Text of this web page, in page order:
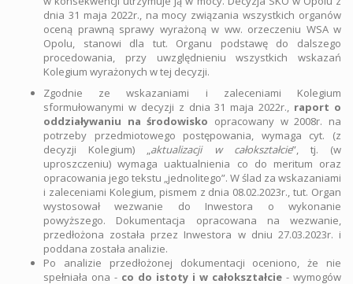
dnia 31 maja 2022r., na mocy związania wszystkich organów
oceną prawną sprawy wyrażoną w ww. orzeczeniu WSA w
Opolu, stanowi dla tut. Organu podstawę do dalszego
procedowania, przy uwzględnieniu wszystkich wskazań
Kolegium wyrażonych w tej decyzji.
Zgodnie ze wskazaniami i zaleceniami Kolegium
sformułowanymi w decyzji z dnia 31 maja 2022r., raport o
oddziaływaniu na środowisko opracowany w 2008r. na
potrzeby przedmiotowego postępowania, wymaga cyt. (z
decyzji Kolegium) „aktualizacji w całokształcie”, tj. (w
uproszczeniu) wymaga uaktualnienia co do meritum oraz
opracowania jego tekstu „jednolitego”. W ślad za wskazaniami
i zaleceniami Kolegium, pismem z dnia 08.02.2023r., tut. Organ
wystosował wezwanie do Inwestora o wykonanie
powyższego. Dokumentacja opracowana na wezwanie,
przedłożona została przez Inwestora w dniu 27.03.2023r. i
poddana została analizie.
Po analizie przedłożonej dokumentacji oceniono, że nie
spełniała ona - co do istoty i w całokształcie - wymogów